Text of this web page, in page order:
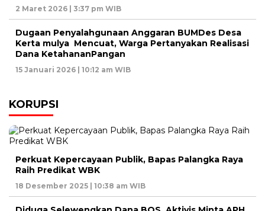
2 Maret 2026 | 3:37 pm WIB
Dugaan Penyalahgunaan Anggaran BUMDes Desa
Kerta mulya Mencuat, Warga Pertanyakan Realisasi
Dana KetahananPangan
15 Januari 2026 | 10:12 am WIB
KORUPSI
Perkuat Kepercayaan Publik, Bapas Palangka Raya
Raih Predikat WBK
18 Desember 2025 | 10:38 am WIB